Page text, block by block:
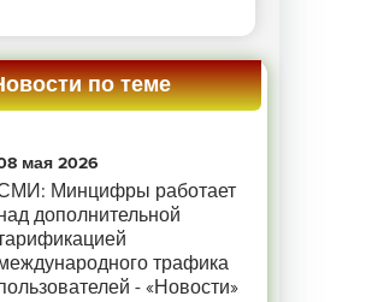
на вебинар «Новое в
аналитике: идеи для
отдачи от медиа» —
по теме
мая 2026
Минцифры работает
дополнительной
трафика
- «Новости»